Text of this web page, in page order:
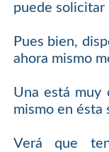
puede solicitar
Pues bien,
ahora mismo
Una está muy
mismo en ésta
Verá que